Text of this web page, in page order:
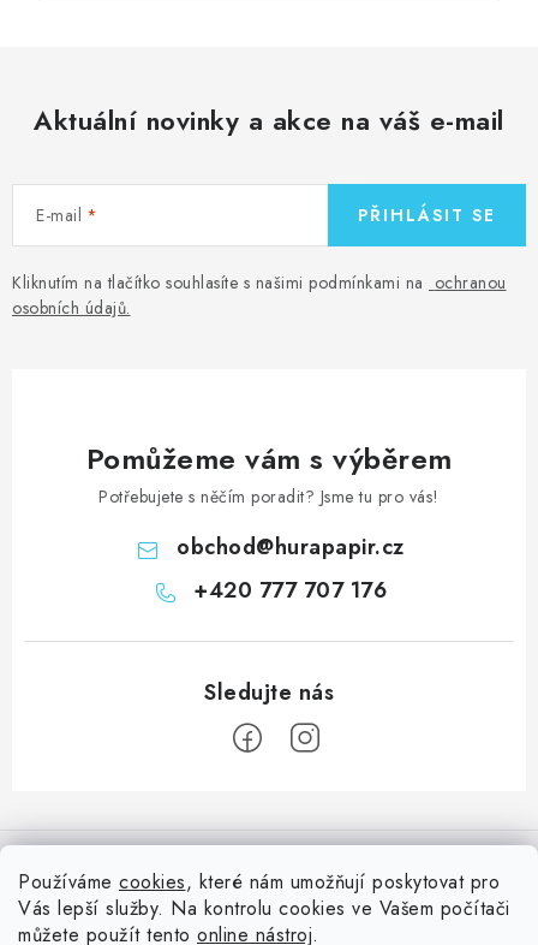
Používáme cookies, které nám umožňují poskytovat pro
Vás lepší služby. Na kontrolu cookies ve Vašem počítači
můžete použít tento online nástroj.
Aktuální novinky a akce na váš e-mail
E-mail
Kliknutím na tlačítko souhlasíte s našimi podmínkami na ochranou
osobních údajů.
PŘIHLÁSIT SE
Pomůžeme vám s výběrem
Potřebujete s něčím poradit? Jsme tu pro vás!
obchod@hurapapir.cz
+420 777 707 176
á
Doprava
Nepřehlédněte